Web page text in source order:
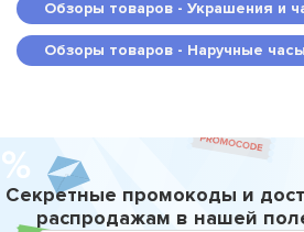
Обзоры товаров - Украшения и
Обзоры товаров - Наручные часы
Секретные промокоды и
распродажам в нашей